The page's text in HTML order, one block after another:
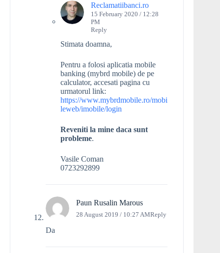
Reclamatiibanci.ro
15 February 2020 / 12:28
PM
Reply
Stimata doamna,
Pentru a folosi aplicatia mobile
banking (mybrd mobile) de pe
calculator, accesati pagina cu
urmatorul link:
https://www.mybrdmobile.ro/mobi
leweb/imobile/login
Reveniti la mine daca sunt
probleme.
Vasile Coman
0723292899
Paun Rusalin Marous
28 August 2019 / 10:27 AMReply
Da